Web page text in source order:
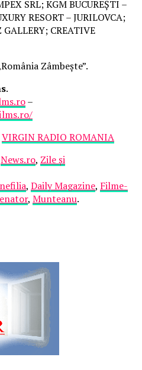
SRL; KGM BUCUREȘTI –
RESORT – JURILOVCA;
CREATIVE
Zâmbește”.
.
–
VIRGIN RADIO ROMANIA
News.ro, Zile și
, Daily Magazine, Filme-
, Munteanu.